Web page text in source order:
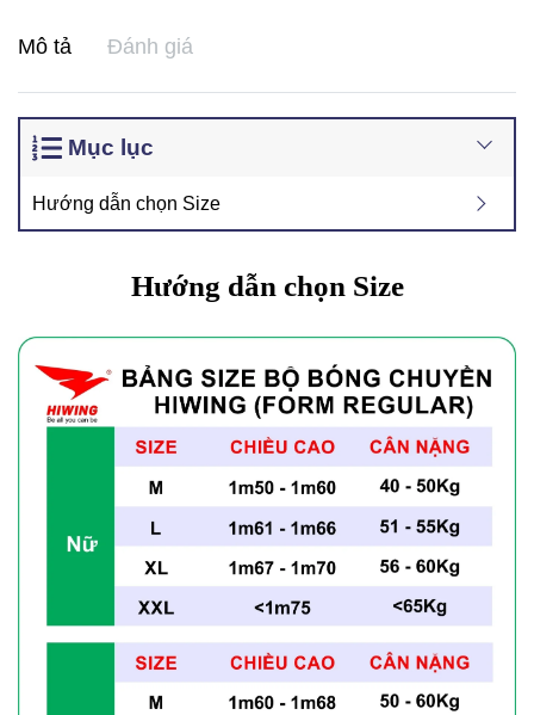
Mô tả Đánh giá
Mục lục
Hướng dẫn chọn Size
Hướng dẫn chọn Size